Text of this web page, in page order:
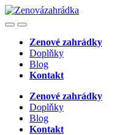
Skip
to
Skip
to
OpenClose
Zenové zahrádky
Doplňky
Blog
Kontakt
Zenové zahrádky
Doplňky
Blog
Kontakt